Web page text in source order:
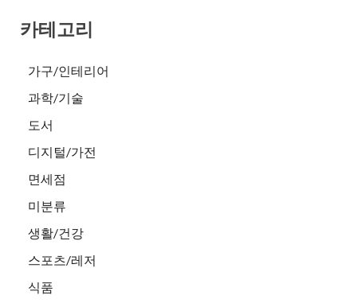
카테고리
가구/인테리어
과학/기술
도서
디지털/가전
면세점
미분류
생활/건강
스포츠/레저
식품